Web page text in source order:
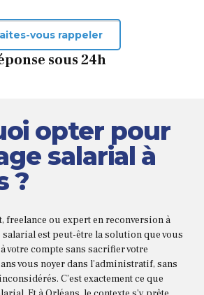
vous rappeler
sous 24h
opter pour
salarial à
?
freelance ou expert en reconversion à
salarial est peut-être la solution que vous
votre compte sans sacrifier votre
vous noyer dans l’administratif, sans
C’est exactement ce que